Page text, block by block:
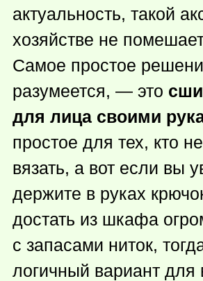
актуальность, такой
хозяйстве не
Самое простое
разумеется, — это
для лица своими
простое для тех, кто
вязать, а вот если вы
держите в руках
достать из шкафа
с запасами ниток,
логичный вариант